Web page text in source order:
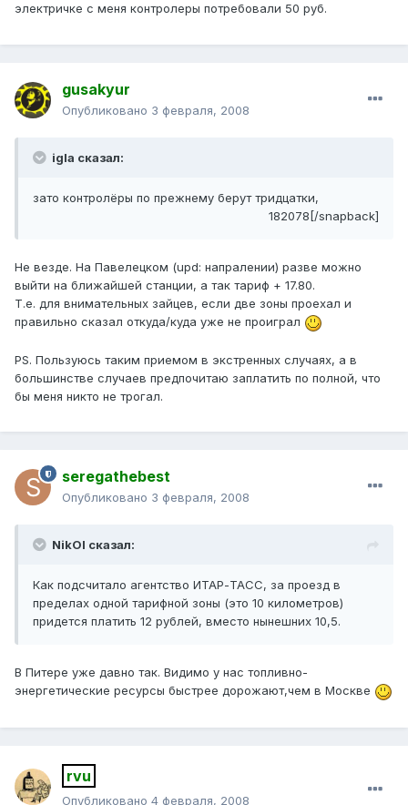
электричке с меня контролеры потребовали 50 руб.
gusakyur
Опубликовано 3 февраля, 2008
igla сказал:
зато контролёры по прежнему берут тридцатки,
182078[/snapback]
Не везде. На Павелецком (upd: напралении) разве можно
выйти на ближайшей станции, а так тариф + 17.80.
Т.е. для внимательных зайцев, если две зоны проехал и
правильно сказал откуда/куда уже не проиграл
PS. Пользуюсь таким приемом в экстренных случаях, а в
большинстве случаев предпочитаю заплатить по полной, что
бы меня никто не трогал.
seregathebest
Опубликовано 3 февраля, 2008
NikOl сказал:
Как подсчитало агентство ИТАР-ТАСС, за проезд в
пределах одной тарифной зоны (это 10 километров)
придется платить 12 рублей, вместо нынешних 10,5.
В Питере уже давно так. Видимо у нас топливно-
энергетические ресурсы быстрее дорожают,чем в Москве
rvu
Опубликовано 4 февраля, 2008